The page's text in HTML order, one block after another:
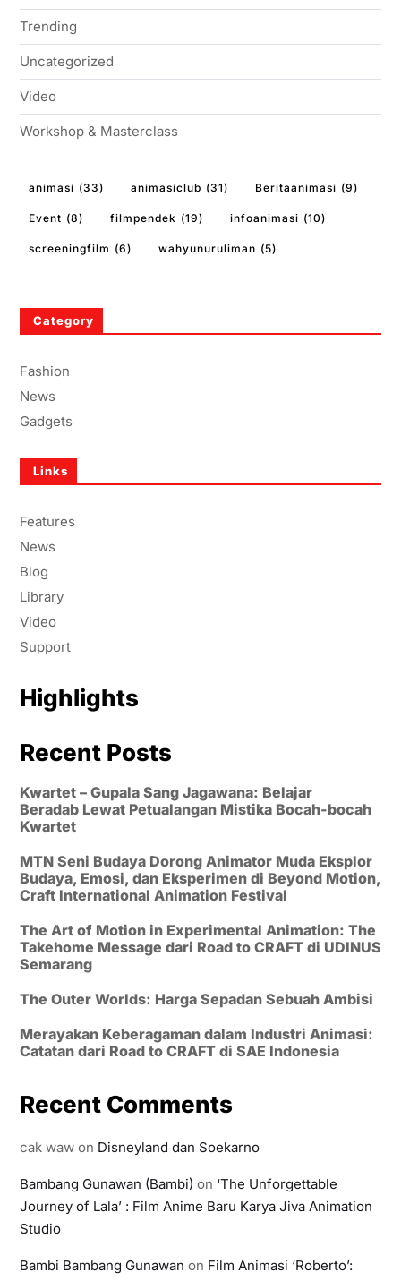
Trending
Uncategorized
Video
Workshop & Masterclass
animasi (33) animasiclub (31) Beritaanimasi (9)
Event (8) filmpendek (19) infoanimasi (10)
screeningfilm (6) wahyunuruliman (5)
Category
Fashion
News
Gadgets
Links
Features
News
Blog
Library
Video
Support
Highlights
Recent Posts
Kwartet – Gupala Sang Jagawana: Belajar
Beradab Lewat Petualangan Mistika Bocah-bocah
Kwartet
MTN Seni Budaya Dorong Animator Muda Eksplor
Budaya, Emosi, dan Eksperimen di Beyond Motion,
Craft International Animation Festival
The Art of Motion in Experimental Animation: The
Takehome Message dari Road to CRAFT di UDINUS
Semarang
The Outer Worlds: Harga Sepadan Sebuah Ambisi
Merayakan Keberagaman dalam Industri Animasi:
Catatan dari Road to CRAFT di SAE Indonesia
Recent Comments
cak wawon Disneyland dan Soekarno
Bambang Gunawan (Bambi) on ‘The Unforgettable
Journey of Lala’ : Film Anime Baru Karya Jiva Animation
Studio
Bambi Bambang Gunawan on Film Animasi ‘Roberto’: